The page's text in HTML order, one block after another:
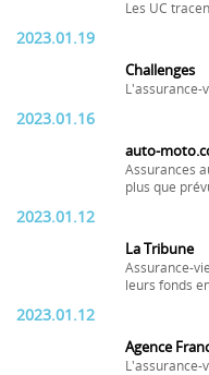
Les UC
2023.01.19
Challenges
L'assurance-
2023.01.16
auto-
Assurances
plus que
2023.01.12
La Tribune
Assurance-
leurs fonds
2023.01.12
Agence
L'assurance-